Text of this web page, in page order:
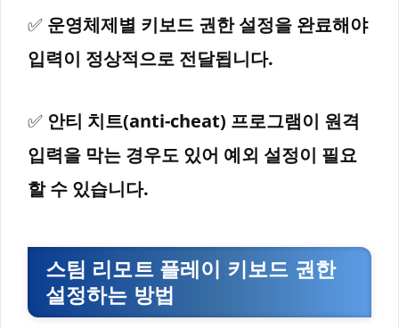
✅ 운영체제별 키보드 권한 설정을 완료해야
입력이 정상적으로 전달됩니다.
✅ 안티 치트(anti-cheat) 프로그램이 원격
입력을 막는 경우도 있어 예외 설정이 필요
할 수 있습니다.
스팀 리모트 플레이 키보드 권한
설정하는 방법